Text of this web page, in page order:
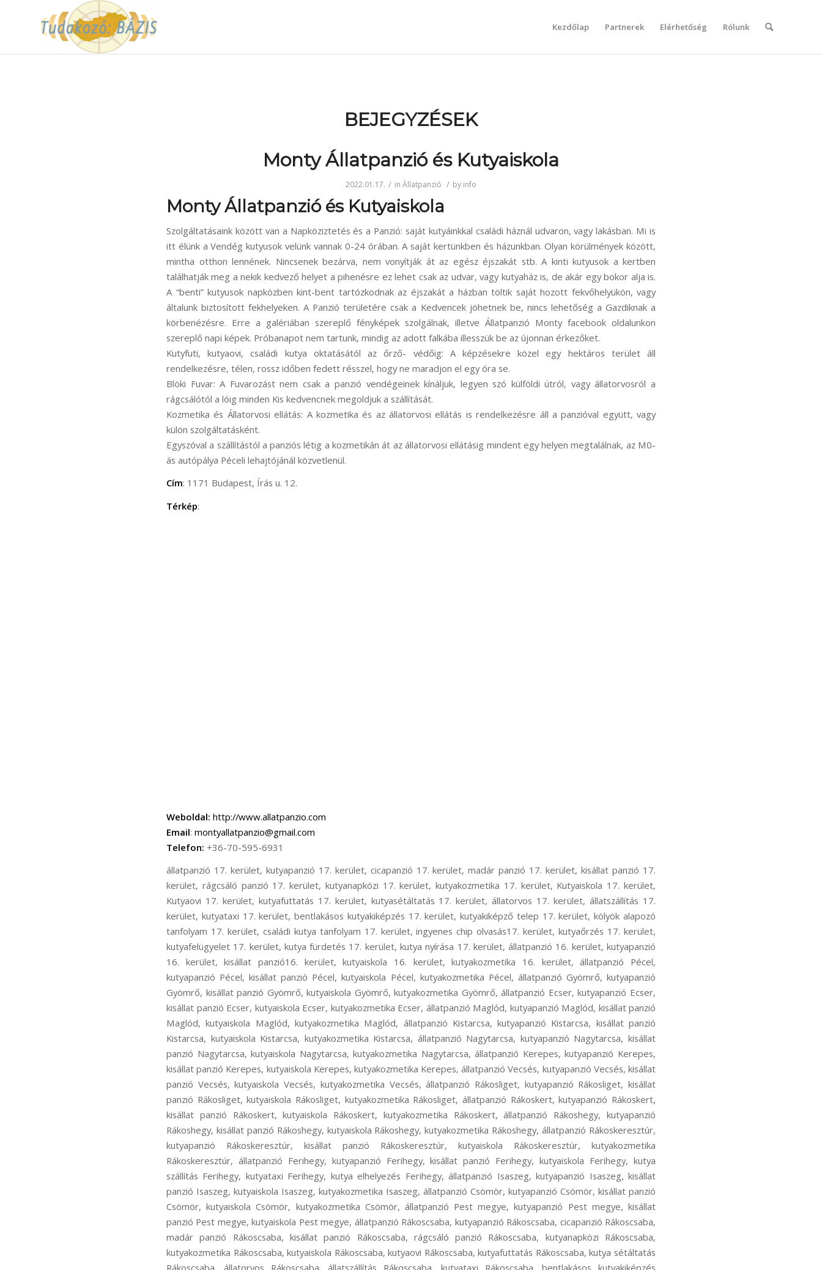
Kezdőlap Partnerek Elérhetőség Rólunk
BEJEGYZÉSEK
Monty Állatpanzió és Kutyaiskola
2022.01.17. / in Állatpanzió / by info
Monty Állatpanzió és Kutyaiskola
Szolgáltatásaink között van a Napköziztetés és a Panzió: saját kutyáinkkal családi háznál udvaron, vagy lakásban. Mi is
itt élünk a Vendég kutyusok velünk vannak 0-24 órában. A saját kertünkben és házunkban. Olyan körülmények között,
mintha otthon lennének. Nincsenek bezárva, nem vonyítják át az egész éjszakát stb. A kinti kutyusok a kertben
találhatják meg a nekik kedvező helyet a pihenésre ez lehet csak az udvar, vagy kutyaház is, de akár egy bokor alja is.
A “benti” kutyusok napközben kint-bent tartózkodnak az éjszakát a házban töltik saját hozott fekvőhelyükön, vagy
általunk biztosított fekhelyeken. A Panzió területére csak a Kedvencek jöhetnek be, nincs lehetőség a Gazdiknak a
körbenézésre. Erre a galériában szereplő fényképek szolgálnak, illetve Állatpanzió Monty facebook oldalunkon
szereplő napi képek. Próbanapot nem tartunk, mindig az adott falkába illesszük be az újonnan érkezőket.
Kutyfuti, kutyaovi, családi kutya oktatásától az őrző- védőig: A képzésekre közel egy hektáros terület áll
rendelkezésre, télen, rossz időben fedett résszel, hogy ne maradjon el egy óra se.
Blöki Fuvar: A Fuvarozást nem csak a panzió vendégeinek kínáljuk, legyen szó külföldi útról, vagy állatorvosról a
rágcsálótól a lóig minden Kis kedvencnek megoldjuk a szállítását.
Kozmetika és Állatorvosi ellátás: A kozmetika és az állatorvosi ellátás is rendelkezésre áll a panzióval együtt, vagy
külön szolgáltatásként.
Egyszóval a szállítástól a panziós létig a kozmetikán át az állatorvosi ellátásig mindent egy helyen megtalálnak, az M0-
ás autópálya Péceli lehajtójánál közvetlenül.
Cím: 1171 Budapest, Írás u. 12.
Térkép:
Weboldal: http://www.allatpanzio.com
Email: montyallatpanzio@gmail.com
Telefon: +36-70-595-6931
állatpanzió 17. kerület, kutyapanzió 17. kerület, cicapanzió 17. kerület, madár panzió 17. kerület, kisállat panzió 17. kerület, rágcsáló panzió 17. kerület, kutyanapközi 17. kerület, kutyakozmetika 17. kerület, Kutyaiskola 17. kerület, Kutyaovi 17. kerület, kutyafuttatás 17. kerület, kutyasétáltatás 17. kerület, állatorvos 17. kerület, állatszállítás 17. kerület, kutyataxi 17. kerület, bentlakásos kutyakiképzés 17. kerület, kutyakiképző telep 17. kerület, kölyök alapozó tanfolyam 17. kerület, családi kutya tanfolyam 17. kerület, ingyenes chip olvasás17. kerület, kutyaőrzés 17. kerület, kutyafelügyelet 17. kerület, kutya fürdetés 17. kerület, kutya nyírása 17. kerület, állatpanzió 16. kerület, kutyapanzió 16. kerület, kisállat panzió16. kerület, kutyaiskola 16. kerület, kutyakozmetika 16. kerület, állatpanzió Pécel, kutyapanzió Pécel, kisállat panzió Pécel, kutyaiskola Pécel, kutyakozmetika Pécel, állatpanzió Gyömrő, kutyapanzió Gyömrő, kisállat panzió Gyömrő, kutyaiskola Gyömrő, kutyakozmetika Gyömrő, állatpanzió Ecser, kutyapanzió Ecser, kisállat panzió Ecser, kutyaiskola Ecser, kutyakozmetika Ecser, állatpanzió Maglód, kutyapanzió Maglód, kisállat panzió Maglód, kutyaiskola Maglód, kutyakozmetika Maglód, állatpanzió Kistarcsa, kutyapanzió Kistarcsa, kisállat panzió Kistarcsa, kutyaiskola Kistarcsa, kutyakozmetika Kistarcsa, állatpanzió Nagytarcsa, kutyapanzió Nagytarcsa, kisállat panzió Nagytarcsa, kutyaiskola Nagytarcsa, kutyakozmetika Nagytarcsa, állatpanzió Kerepes, kutyapanzió Kerepes, kisállat panzió Kerepes, kutyaiskola Kerepes, kutyakozmetika Kerepes, állatpanzió Vecsés, kutyapanzió Vecsés, kisállat panzió Vecsés, kutyaiskola Vecsés, kutyakozmetika Vecsés, állatpanzió Rákosliget, kutyapanzió Rákosliget, kisállat panzió Rákosliget, kutyaiskola Rákosliget, kutyakozmetika Rákosliget, állatpanzió Rákoskert, kutyapanzió Rákoskert, kisállat panzió Rákoskert, kutyaiskola Rákoskert, kutyakozmetika Rákoskert, állatpanzió Rákoshegy, kutyapanzió Rákoshegy, kisállat panzió Rákoshegy, kutyaiskola Rákoshegy, kutyakozmetika Rákoshegy, állatpanzió Rákoskeresztúr, kutyapanzió Rákoskeresztúr, kisállat panzió Rákoskeresztúr, kutyaiskola Rákoskeresztúr, kutyakozmetika Rákoskeresztúr, állatpanzió Ferihegy, kutyapanzió Ferihegy, kisállat panzió Ferihegy, kutyaiskola Ferihegy, kutya szállítás Ferihegy, kutyataxi Ferihegy, kutya elhelyezés Ferihegy, állatpanzió Isaszeg, kutyapanzió Isaszeg, kisállat panzió Isaszeg, kutyaiskola Isaszeg, kutyakozmetika Isaszeg, állatpanzió Csömör, kutyapanzió Csömör, kisállat panzió Csömör, kutyaiskola Csömör, kutyakozmetika Csömör, állatpanzió Pest megye, kutyapanzió Pest megye, kisállat panzió Pest megye, kutyaiskola Pest megye, állatpanzió Rákoscsaba, kutyapanzió Rákoscsaba, cicapanzió Rákoscsaba, madár panzió Rákoscsaba, kisállat panzió Rákoscsaba, rágcsáló panzió Rákoscsaba, kutyanapközi Rákoscsaba, kutyakozmetika Rákoscsaba, kutyaiskola Rákoscsaba, kutyaovi Rákoscsaba, kutyafuttatás Rákoscsaba, kutya sétáltatás Rákoscsaba, állatorvos Rákoscsaba, állatszállítás Rákoscsaba, kutyataxi Rákoscsaba, bentlakásos kutyakiképzés Rákoscsaba, kutyakiképző telep Rákoscsaba, kölyök alapozó tanfolyam Rákoscsaba, családi kutya tanfolyam Rákoscsaba, ingyenes chip olvasás Rákoscsaba, kutyaőrzés Rákoscsaba, kutyafelügyelet Rákoscsaba, kutya fürdetés Rákoscsaba, kutya nyírása Rákoscsaba, állatpanzió XVII. kerület, kutyapanzió XVII. kerület, cicapanzió XVII. kerület, madár panzió XVII. kerület, kisállat panzió XVII. kerület, rágcsáló panzió XVII. kerület, kutyanapközi XVII. kerület, kutyakozmetika XVII. kerület, kutyaiskola XVII. kerület, kutyaovi XVII. kerület, kutyafuttatás XVII. kerület, kutyasétáltatás XVII. kerület, állatorvos XVII. kerület, állatszállítás XVII. kerület, kutyataxi XVII. kerület, bentlakásos kutyakiképzés XVII. kerület, kutyakiképző telep XVII. kerület, kölyök alapozó tanfolyam XVII. kerület, családi kutya tanfolyam XVII. kerület, ingyenes chip olvasás XVII. kerület, kutyaőrzés XVII. kerület, kutyafelügyelet XVII. kerület, kutya fürdetés XVII. kerület, kutya nyírása XVII. kerület, állatpanzió Rákoscsaba-Újtelep, kutyapanzió Rákoscsaba-Újtelep, cicapanzió Rákoscsaba-Újtelep, madár panzió Rákoscsaba-Újtelep, kisállat panzió Rákoscsaba-Újtelep, rágcsáló panzió Rákoscsaba-Újtelep, kutyanapközi Rákoscsaba-Újtelep, kutyakozmetika Rákoscsaba-Újtelep, Kutyaiskola Rákoscsaba-Újtelep, kutyaovi Rákoscsaba-Újtelep, kutyafuttatás Rákoscsaba-Újtelep, kutyasétáltatás Rákoscsaba-Újtelep, állatorvos Rákoscsaba-Újtelep, állatszállítás Rákoscsaba-Újtelep, kutyataxi Rákoscsaba-Újtelep, bentlakásos kutyakiképzés Rákoscsaba-Újtelep, kutyakiképző telep Rákoscsaba-Újtelep, kölyök alapozó tanfolyam Rákoscsaba-Újtelep, családi kutya tanfolyam Rákoscsaba-Újtelep, ingyenes chip olvasás Rákoscsaba-Újtelep, kutyaőrzés Rákoscsaba-Újtelep, kutyafelügyelet Rákoscsaba-Újtelep, kutya fürdetés Rákoscsaba-Újtelep, kutya nyírása Rákoscsaba-Újtelep, hoppers képzés 17. kerület, hoopers oktatás 17. kerület, hoopers tanfolyam 17. kerület, kutya futópados edzés 17. kerület, futópad edzés 17. kerület, kutyás atlétika 17. kerület, kutyás atlétikai edzés 17. kerület, kutyás sport 17. kerület, kutya szocializáció 17. kerület, kutyafuti 17. kerület, kutyaoktatás 17. kerület, nózi munka 17. kerület, szimat suli 17. kerület, nose work 17. kerület, hoppers képzés 16. kerület, hoopers oktatás 16. kerület, hoopers tanfolyam 16. kerület, kutya futópados edzés 16. kerület, futópad edzés 16. kerület, kutyás atlétika 16. kerület, kutyás atlétikai edzés 16. kerület, kutyás sport 16. kerület, kutya szocializáció 16. kerület, kutyafuti 16. kerület, kutyaoktatás 16. kerület, nózi munka 16. kerület, szimat suli 16. kerület, nose work 16. kerület, hoppers képzés Pécel, hoopers oktatás Pécel, hoopers tanfolyam Pécel, kutya futópados edzés Pécel, kutya futópad edzés Pécel, kutyás atlétika Pécel, kutyás atlétikai edzés Pécel, kutyás sport Pécel, kutya szocializáció Pécel, kutyafuti Pécel, kutyaoktatás Pécel, nózi munka Pécel, szimat suli Pécel, nose work Pécel, hoppers képzés Gyömrő, hoopers oktatás Gyömrő, hoopers tanfolyam Gyömrő, kutya futópados edzés Gyömrő, futópad edzés Gyömrő, kutyás atlétika Gyömrő, kutyás atlétikai edzés Gyömrő, kutyás sport Gyömrő, kutya szocializáció Gyömrő, kutyafuti Gyömrő, kutyaoktatás Gyömrő, nózi munka Gyömrő, szimat suli Gyömrő, nose work Gyömrő, hoppers képzés Ecser, hoopers oktatás Ecser, hoopers tanfolyam Ecser, kutya futópados edzés Ecser, kutyás atlétika Ecser, kutyás atlétikai edzés Ecser, kutyás sport Ecser, kutya szocializáció Ecser, kutyafuti Ecser, kutyaoktatás Ecser, nózi munka Ecser, szimat suli Ecser, nose work Ecser, hoppers képzés Maglód, hoopers oktatás Maglód, hoopers tanfolyam Maglód, kutya futópados edzés Maglód, kutyás atlétika Maglód, kutyás atlétikai edzés Maglód, kutyás sport Maglód, kutya szocializáció Maglód, kutyafuti Maglód, kutyaoktatás Maglód, nózi munka Maglód, szimat suli Maglód, nose work Maglód, hoppers képzés Kistarcsa, hoopers oktatás Kistarcsa, hoopers tanfolyam Kistarcsa, kutya futópados edzés Kistarcsa, kutyás atlétika Kistarcsa, kutyás atlétikai edzés Kistarcsa, kutyás sport Kistarcsa, kutya szocializáció Kistarcsa, kutyafuti Kistarcsa, kutyaoktatás Kistarcsa, nózi munka Kistarcsa, szimat suli Kistarcsa, nose work Kistarcsa, hoppers képzés Nagytarcsa, hoopers oktatás Nagytarcsa, hoopers tanfolyam Nagytarcsa, kutya futópados edzés Nagytarcsa, kutyás atlétika Nagytarcsa, kutyás atlétikai edzés Nagytarcsa, kutyás sport Nagytarcsa, kutya szocializáció Nagytarcsa, kutyafuti Nagytarcsa, kutyaoktatás Nagytarcsa, nózi munka Nagytarcsa, szimat suli Nagytarcsa, nose work Nagytarcsa, hoppers képzés Vecsés, hoopers oktatás Vecsés, hoopers tanfolyam Vecsés, kutya futópados edzés Vecsés, kutyás atlétika Vecsés, kutyás atlétikai edzés Vecsés, kutyás sport Vecsés, kutya szocializáció Vecsés, kutyafuti Vecsés, kutyaoktatás Vecsés, nózi munka Vecsés, szimat suli Vecsés, nose work Vecsés, hoppers képzés Rákosliget, hoopers oktatás Rákosliget, hoopers tanfolyam Rákosliget, kutya futópados edzés Rákosliget, kutyás atlétika Rákosliget, kutyás atlétikai edzés Rákosliget, kutyás sport Rákosliget, kutya szocializáció Rákosliget, kutyafuti Rákosliget, kutyaoktatás Rákosliget, nózi munka Rákosliget, szimat suli Rákosliget, nose work Rákosliget, hoppers képzés Rákoshegy, hoopers oktatás Rákoshegy, hoopers tanfolyam Rákoshegy, kutya futópados edzés Rákoshegy, kutyás atlétika Rákoshegy, kutyás atlétikai edzés Rákoshegy, kutyás sport Rákoshegy, kutya szocializáció Rákoshegy, kutyafuti Rákoshegy, kutyaoktatás Rákoshegy, nózi munka Rákoshegy, szimat suli Rákoshegy, nose work Rákoshegy, hoppers képzés Ferihegy, hoopers oktatás Ferihegy, hoopers tanfolyam Ferihegy, kutya futópados edzés Ferihegy, kutyás atlétika Ferihegy, kutyás atlétikai edzés Ferihegy, kutyás sport Ferihegy, kutya szocializáció Ferihegy, kutyafuti Ferihegy, kutyaoktatás Ferihegy, nózi munka Ferihegy, szimat suli Ferihegy, nose work Ferihegy, hoppers képzés Isaszeg, hoopers oktatás Isaszeg, hoopers tanfolyam Isaszeg, kutya futópados edzés Isaszeg, kutyás atlétika Isaszeg, kutyás atlétikai edzés Isaszeg, kutyás sport Isaszeg, kutya szocializáció Isaszeg, kutyafuti Isaszeg, kutyaoktatás Isaszeg, nózi munka Isaszeg, szimat suli Isaszeg, nose work Isaszeg, hoppers képzés Csömör, hoopers oktatás Csömör, hoopers tanfolyam Csömör, kutya futópados edzés Csömör, kutyás atlétika Csömör, kutyás atlétikai edzés Csömör, kutyás sport Csömör, kutya szocializáció Csömör, kutyafuti Csömör, kutyaoktatás Csömör, nózi munka Csömör, szimat suli Csömör, nose work Csömör, hoppers képzés Pest megye, hoopers oktatás Pest megye, hoopers tanfolyam Pest megye, kutya futópados edzés Pest megye, kutyás atlétika Pest megye, kutyás atlétikai edzés Pest megye, kutyás sport Pest megye, kutya szocializáció Pest megye, kutyafuti Pest megye, kutyaoktatás Pest megye, nózi munka Pest megye, szimat suli Pest megye, nose work Pest megye, hoppers képzés Rákoscsaba-Újtelep, hoopers oktat